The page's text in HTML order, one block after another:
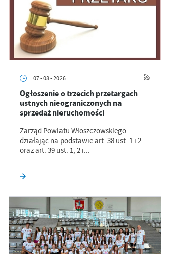
07 - 08 - 2026
Ogłoszenie o trzecich przetargach
ustnych nieograniczonych na
sprzedaż nieruchomości
Zarząd Powiatu Włoszczowskiego
działając na podstawie art. 38 ust. 1 i 2
oraz art. 39 ust. 1, 2 i...